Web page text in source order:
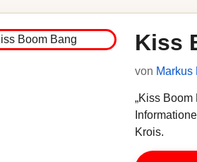
Kiss
von Markus
„Kiss
Krois.